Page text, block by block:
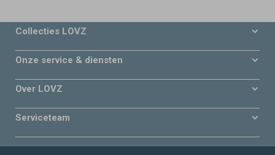
Collecties LOVZ
Onze service & diensten
Over LOVZ
Serviceteam